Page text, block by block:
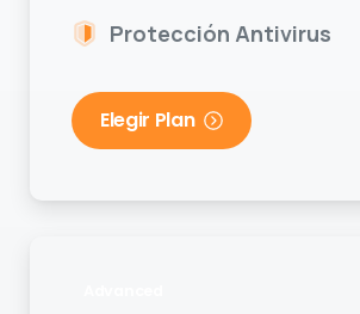
Protección Antivirus
Elegir Plan